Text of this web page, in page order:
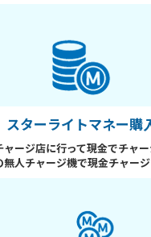
スターライトマネー購
ャージ店に行って現金でチャ
無人チャージ機で現金チャージ